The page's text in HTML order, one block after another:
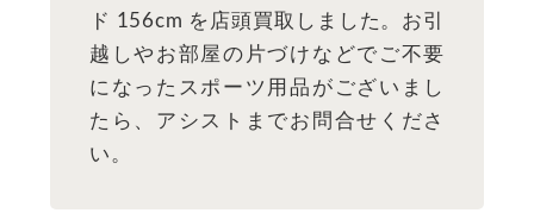
ド 156cm を店頭買取しました。お引
越しやお部屋の片づけなどでご不要
になったスポーツ用品がございまし
たら、アシストまでお問合せくださ
い。